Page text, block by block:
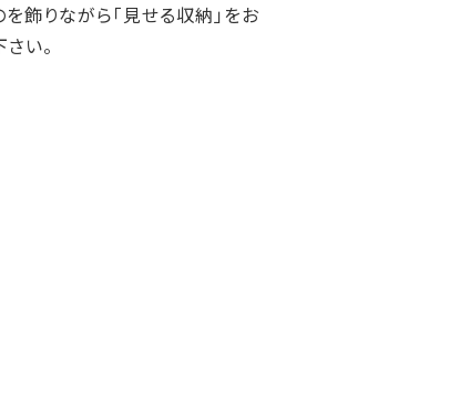
飾りながら「見せる収納」をお
い。